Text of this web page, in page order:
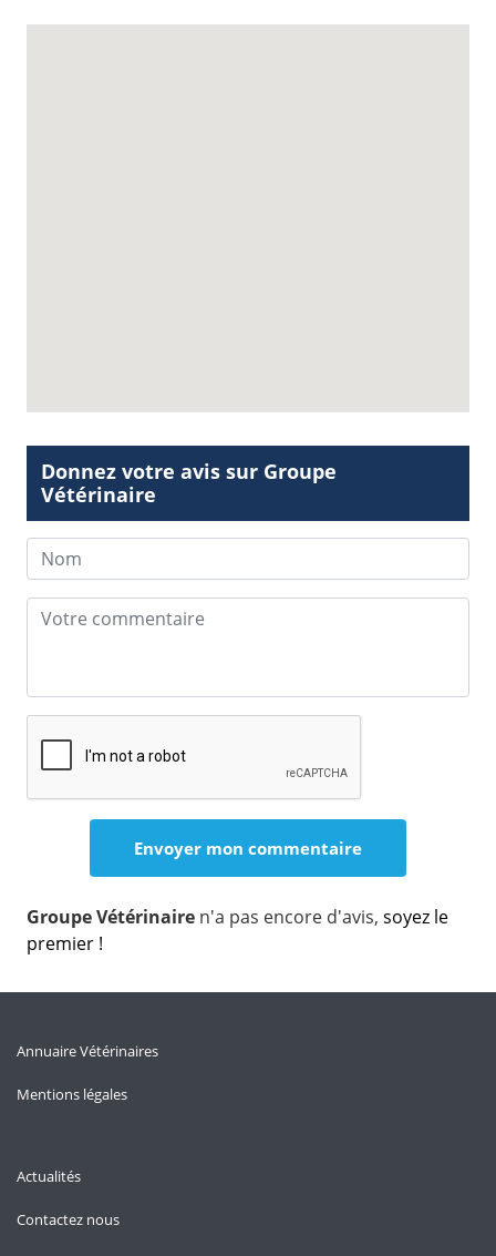
Donnez votre avis sur Groupe
Vétérinaire
Groupe Vétérinaire n'a pas encore d'avis, soyez le
premier !
Annuaire Vétérinaires
Mentions légales
Actualités
Contactez nous